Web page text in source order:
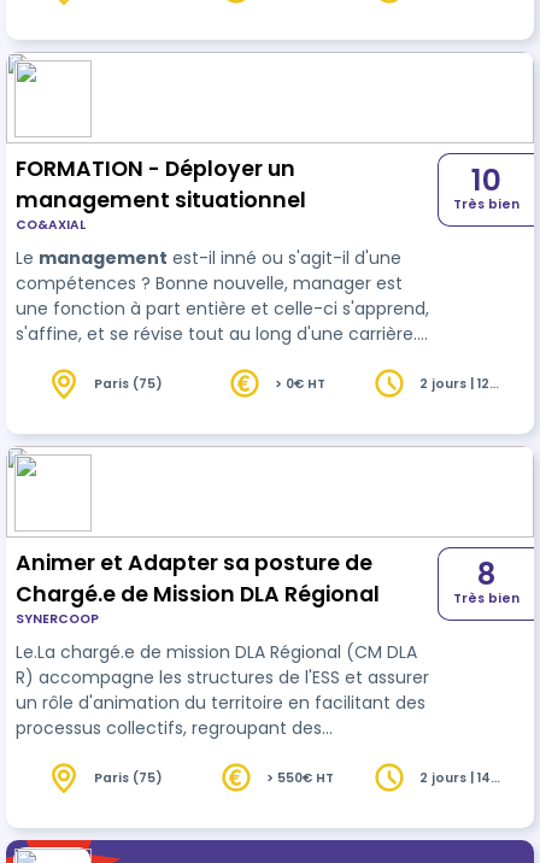
FORMATION - Déployer un
management situationnel
CO&AXIAL
Le management est-il inné ou s'agit-il d'une
compétences ? Bonne nouvelle, manager est
une fonction à part entière et celle-ci s'apprend,
s'affine, et se révise tout au long d'une carrière.
management situationnel…
10
Très bien
Paris (75) > 0€ HT
2 jours | 12
Animer et Adapter sa posture de
Chargé.e de Mission DLA Régional
SYNERCOOP
Le.La chargé.e de mission DLA Régional (CM DLA
R) accompagne les structures de l'ESS et assurer
un rôle d'animation du territoire en facilitant des
processus collectifs, regroupant des
des pilotes régionaux et des partenaires locaux
votre posture d'accompagnant.e et vos
techniques d'animation en tenant compte de la
8
Très bien
Paris (75) > 550€ HT
2 jours | 14